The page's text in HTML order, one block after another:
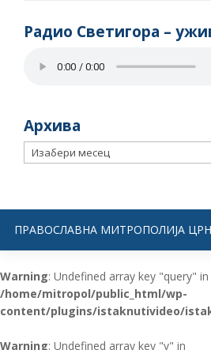
Радио Светигора –
Архива
Архива
ПРАВОСЛАВНА МИТРОПОЛИЈА
Warning: Undefined array key "query" in
/home/mitropol/public_html/wp-
content/plugins/istaknutivideo/
Warning: Undefined array key "v" in